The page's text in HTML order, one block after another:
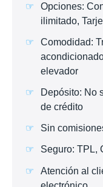
Opciones:
ilimitado,
Comodidad:
elevador
Depósito: No
de crédito
Sin
Seguro: TPL,
Atención al